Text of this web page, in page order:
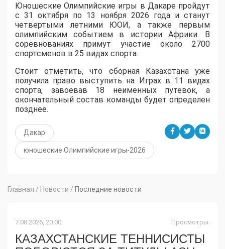
Юношеские Олимпийские игры в Дакаре пройдут
с 31 октября по 13 ноября 2026 года и станут
четвертыми летними ЮОИ, а также первым
олимпийским событием в истории Африки. В
соревнованиях примут участие около 2700
спортсменов в 25 видах спорта.
Стоит отметить, что сборная Казахстана уже
получила право выступить на Играх в 11 видах
спорта, завоевав 18 неименных путевок, а
окончательный состав команды будет определен
позднее.
Дакар
юношеские Олимпийские игры-2026
Главная / Новости / Последние новости
7.08.2026, 20:00 Просмотры:
КАЗАХСТАНСКИЕ ТЕННИСИСТЫ